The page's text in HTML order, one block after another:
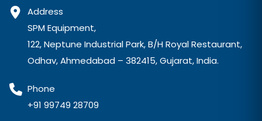
Address
SPM Equipment,
122, Neptune Industrial Park, B/H Royal Restaurant,
Odhav, Ahmedabad – 382415, Gujarat, India.
Phone
+91 99749 28709